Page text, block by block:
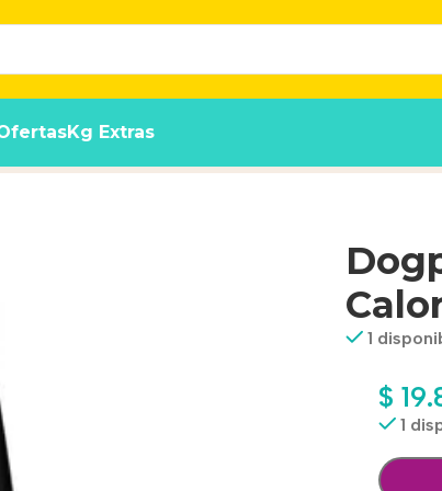
Kg Extras
3 Kg
1
$
1